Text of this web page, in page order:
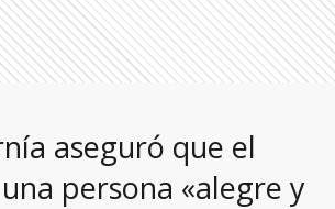
aseguró que el
persona «alegre y